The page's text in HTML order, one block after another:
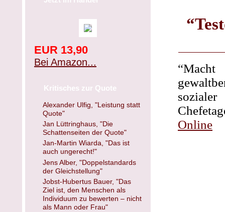
EUR 13,90
Bei Amazon...
Kritisches zur Quote
Alexander Ulfig, "Leistung statt
Quote"
Jan Lüttringhaus, "Die
Schattenseiten der Quote"
Jan-Martin Wiarda, "Das ist
auch ungerecht!"
Jens Alber, "Doppelstandards
der Gleichstellung"
Jobst-Hubertus Bauer, "Das
Ziel ist, den Menschen als
Individuum zu bewerten – nicht
als Mann oder Frau"
Online